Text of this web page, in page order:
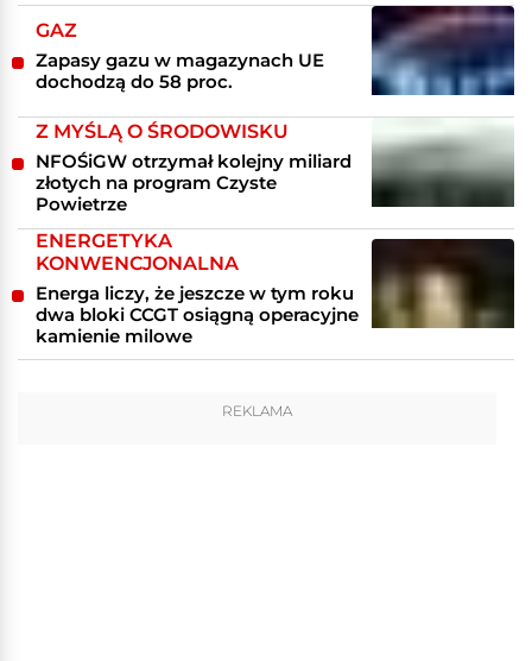
GAZ
Zapasy gazu w magazynach UE
dochodzą do 58 proc.
Z MYŚLĄ O ŚRODOWISKU
NFOŚiGW otrzymał kolejny miliard
złotych na program Czyste
Powietrze
ENERGETYKA
KONWENCJONALNA
Energa liczy, że jeszcze w tym roku
dwa bloki CCGT osiągną operacyjne
kamienie milowe
REKLAMA